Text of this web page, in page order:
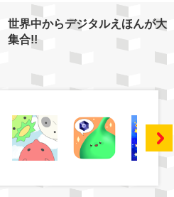
世界中からデジタルえほんが大
集合!!